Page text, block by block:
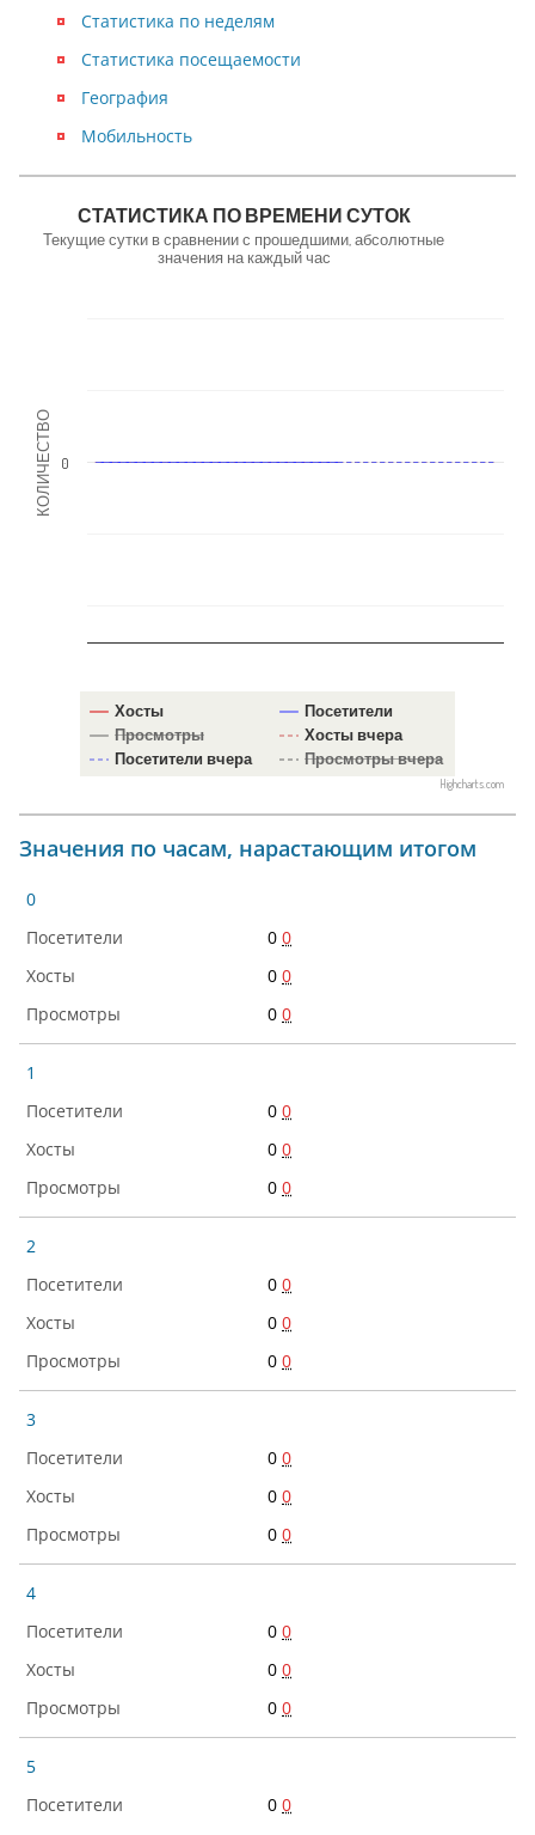
Статистика посещаемости
География
Мобильность
Статистика по неделям
КОЛИЧЕСТВО
СТАТИСТИКА ПО ВРЕМЕНИ СУТОК
Текущие сутки в сравнении с прошедшими, абсолютные
значения на каждый час
Хосты
Посетители
Просмотры
Хосты вчера
Посетители вчера
Просмотры вчера
0
Highcharts.com
Значения по часам, нарастающим итогом
0
0 0
0 0
0 0
1
0 0
0 0
0 0
2
0 0
0 0
0 0
3
0 0
0 0
0 0
4
0 0
0 0
0 0
5
0 0